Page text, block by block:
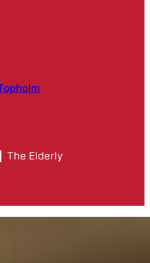
The Elderly